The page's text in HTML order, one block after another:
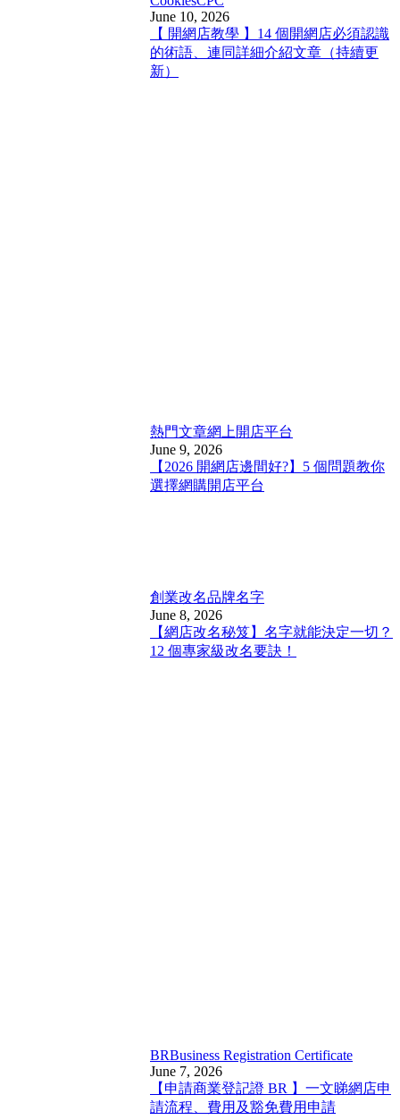
June 10, 2026
【 開網店教學 】14 個開網店必須認識
的術語、連同詳細介紹文章（持續更
新）
熱門文章網上開店平台
June 9, 2026
【2026 開網店邊間好?】5 個問題教你
選擇網購開店平台
創業改名品牌名字
June 8, 2026
【網店改名秘笈】名字就能決定一切？
12 個專家級改名要訣！
BRBusiness Registration Certificate
June 7, 2026
【申請商業登記證 BR 】一文睇網店申
請流程、費用及豁免費用申請